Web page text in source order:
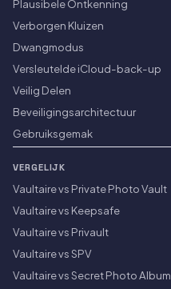
Plausibele Ontkenning
Verborgen Kluizen
Dwangmodus
Versleutelde iCloud-back-up
Veilig Delen
Beveiligingsarchitectuur
Gebruiksgemak
VERGELIJK
Vaultaire vs Private Photo Vault
Vaultaire vs Keepsafe
Vaultaire vs Privault
Vaultaire vs SPV
Vaultaire vs Secret Photo Album